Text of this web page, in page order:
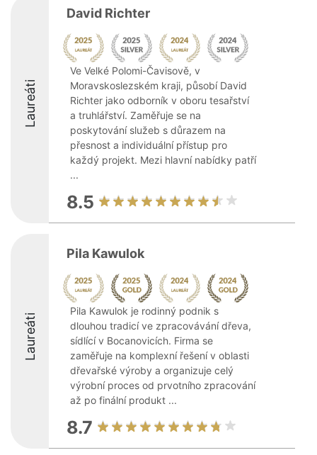
Laureáti
David Richter
Ve Velké Polomi-Čavisově, v
Moravskoslezském kraji, působí David
Richter jako odborník v oboru tesařství
a truhlářství. Zaměřuje se na
poskytování služeb s důrazem na
přesnost a individuální přístup pro
každý projekt. Mezi hlavní nabídky patří
...
8.5
Laureáti
Pila Kawulok
Pila Kawulok je rodinný podnik s
dlouhou tradicí ve zpracovávání dřeva,
sídlící v Bocanovicích. Firma se
zaměřuje na komplexní řešení v oblasti
dřevařské výroby a organizuje celý
výrobní proces od prvotního zpracování
až po finální produkt ...
8.7